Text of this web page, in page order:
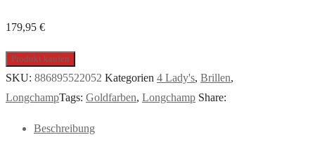
179,95 €
Produkt kaufen
SKU: 886895522052 Kategorien 4 Lady's, Brillen,
LongchampTags: Goldfarben, Longchamp Share:
Beschreibung